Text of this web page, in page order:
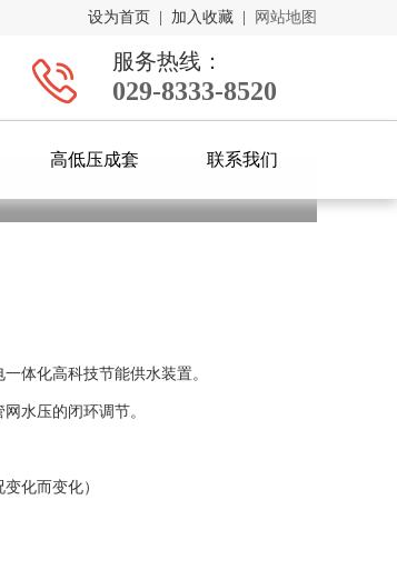
设为首页 加入收藏 网站地图
服务热线：
029-8333-8520
高低压成套
联系我们
体化高科技节能供水装置。
水压的闭环调节。
化而变化）